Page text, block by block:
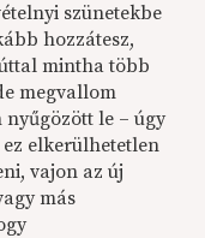
szünetekbe
hozzátesz,
mintha több
megvallom
nyűgözött le – úgy
elkerülhetetlen
vajon az új
más